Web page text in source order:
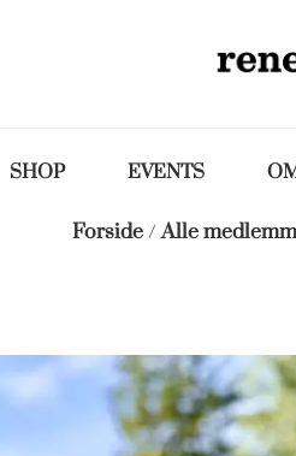
SHOP EVENTS
Forside/Alle